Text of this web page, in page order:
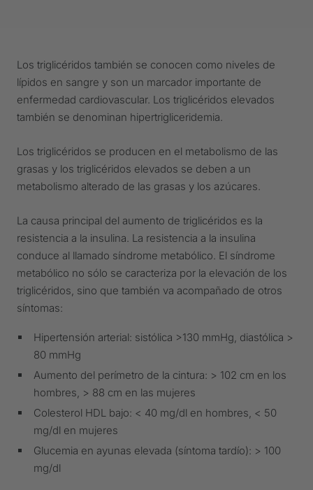
Los triglicéridos también se conocen como niveles de
lípidos en sangre y son un marcador importante de
enfermedad cardiovascular. Los triglicéridos elevados
también se denominan hipertrigliceridemia.
Los triglicéridos se producen en el metabolismo de las
grasas y los triglicéridos elevados se deben a un
metabolismo alterado de las grasas y los azúcares.
La causa principal del aumento de triglicéridos es la
resistencia a la insulina. La resistencia a la insulina
conduce al llamado síndrome metabólico. El síndrome
metabólico no sólo se caracteriza por la elevación de los
triglicéridos, sino que también va acompañado de otros
síntomas:
Hipertensión arterial: sistólica >130 mmHg, diastólica >
80 mmHg
Aumento del perímetro de la cintura: > 102 cm en los
hombres, > 88 cm en las mujeres
Colesterol HDL bajo: < 40 mg/dl en hombres, < 50
mg/dl en mujeres
Glucemia en ayunas elevada (síntoma tardío): > 100
mg/dl